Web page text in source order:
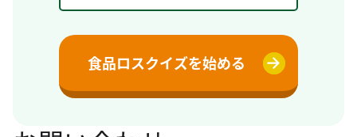
食品ロスクイズを始める